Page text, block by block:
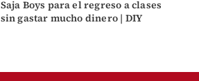
Saja Boys para el regreso a clases
sin gastar mucho dinero | DIY